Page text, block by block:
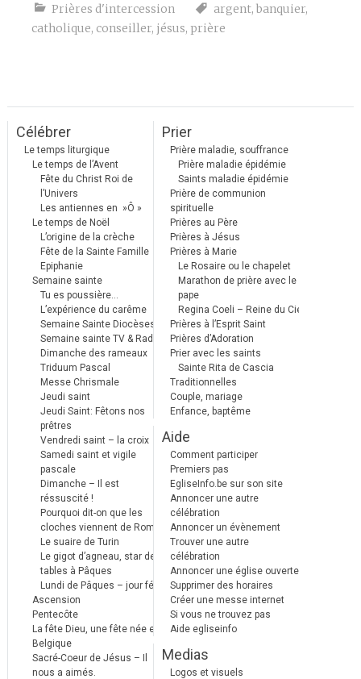
Prières d'intercession argent, banquier,
catholique, conseiller, jésus, prière
Célébrer
Le temps liturgique
Le temps de l’Avent
Fête du Christ Roi de
l’Univers
Les antiennes en »Ô »
Le temps de Noël
L’origine de la crèche
Fête de la Sainte Famille
Epiphanie
Semaine sainte
Tu es poussière…
L’expérience du carême
Semaine Sainte Diocèses
Semaine sainte TV & Radio
Dimanche des rameaux
Triduum Pascal
Messe Chrismale
Jeudi saint
Jeudi Saint: Fêtons nos
prêtres
Vendredi saint – la croix
Samedi saint et vigile
pascale
Dimanche – Il est
réssuscité !
Pourquoi dit-on que les
cloches viennent de Rome ?
Le suaire de Turin
Le gigot d’agneau, star des
tables à Pâques
Lundi de Pâques – jour férié
Ascension
Pentecôte
La fête Dieu, une fête née en
Belgique
Sacré-Coeur de Jésus – Il
nous a aimés.
Prier
Prière maladie, souffrance
Prière maladie épidémie
Saints maladie épidémie
Prière de communion
spirituelle
Prières au Père
Prières à Jésus
Prières à Marie
Le Rosaire ou le chapelet
Marathon de prière avec le
pape
Regina Coeli – Reine du Ciel
Prières à l’Esprit Saint
Prières d’Adoration
Prier avec les saints
Sainte Rita de Cascia
Traditionnelles
Couple, mariage
Enfance, baptême
Aide
Comment participer
Premiers pas
EgliseInfo.be sur son site
Annoncer une autre
célébration
Annoncer un évènement
Trouver une autre
célébration
Annoncer une église ouverte
Supprimer des horaires
Créer une messe internet
Si vous ne trouvez pas
Aide egliseinfo
Medias
Logos et visuels